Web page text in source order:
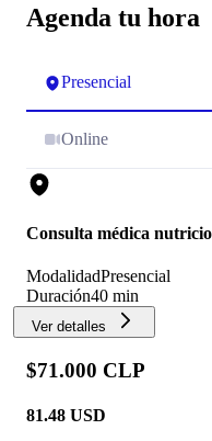
Agenda tu hora
Presencial
Online
Consulta médica
ModalidadPresencial
Duración40 min
Ver detalles
$71.000 CLP
81.48 USD